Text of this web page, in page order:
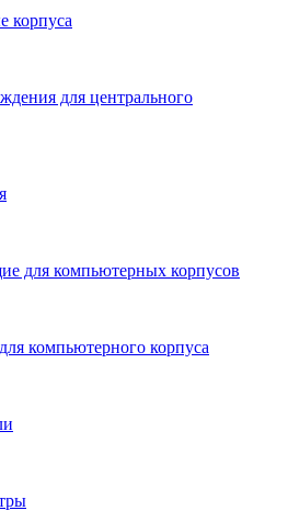
корпуса
для центрального
для компьютерных корпусов
компьютерного корпуса